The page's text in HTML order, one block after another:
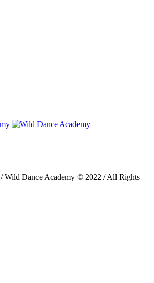
/ Wild Dance Academy © 2022 / All Rights